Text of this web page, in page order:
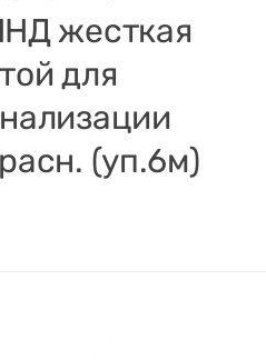
жесткая
для
(уп.6м)